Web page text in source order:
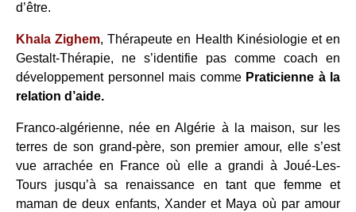
d’être.
Khala Zighem, Thérapeute en Health Kinésiologie et en
Gestalt-Thérapie, ne s’identifie pas comme coach en
développement personnel mais comme Praticienne à la
relation d’aide.
Franco-algérienne, née en Algérie à la maison, sur les
terres de son grand-père, son premier amour, elle s’est
vue arrachée en France où elle a grandi à Joué-Les-
Tours jusqu’à sa renaissance en tant que femme et
maman de deux enfants, Xander et Maya où par amour